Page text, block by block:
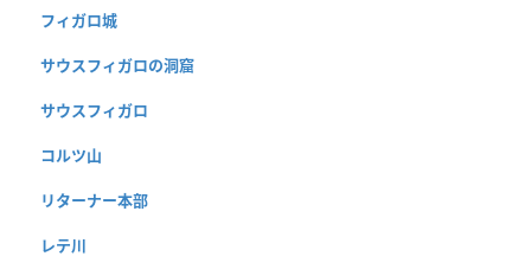
フィガロ城
サウスフィガロの洞窟
サウスフィガロ
コルツ山
リターナー本部
レテ川